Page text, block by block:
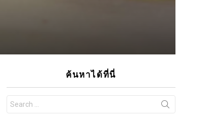
ค้นหาได้ที่นี่
for: